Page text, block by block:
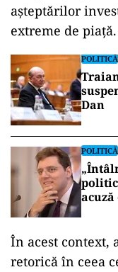
așteptărilor
extreme de piață.
POLITICĂ
Dan
POLITICĂ
În acest context,
retorică în ceea